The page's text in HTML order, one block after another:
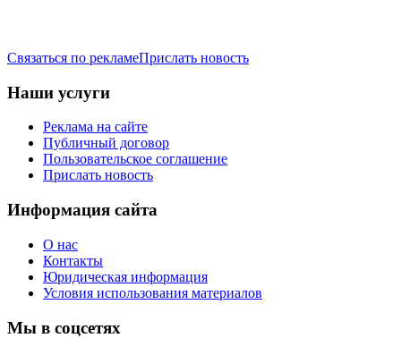
Связаться по рекламеПрислать новость
Наши услуги
Реклама на сайте
Публичный договор
Пользовательское соглашение
Прислать новость
Информация сайта
О нас
Контакты
Юридическая информация
Условия использования материалов
Мы в соцсетях